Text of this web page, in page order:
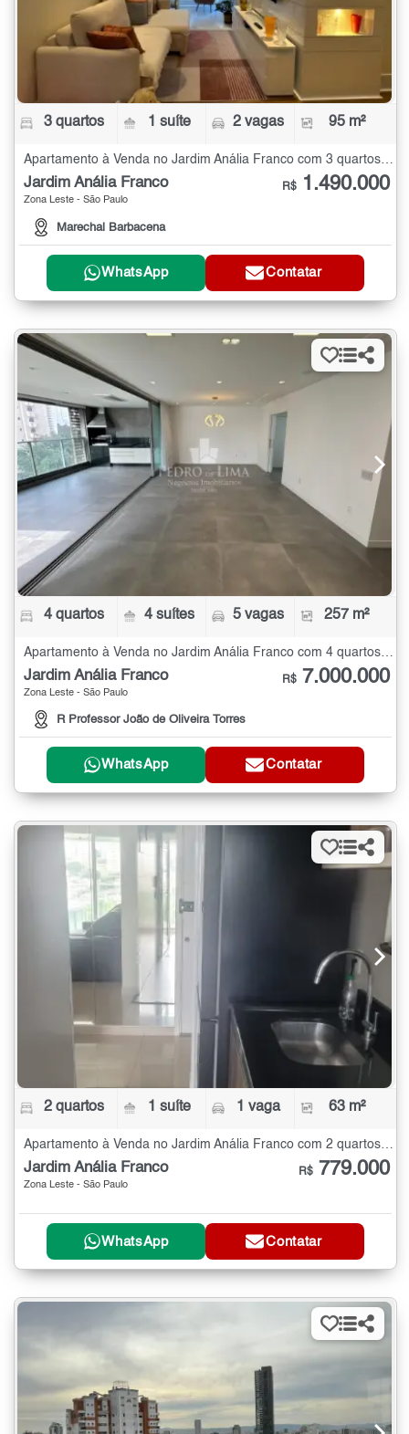
3 quartos 1 suíte 2 vagas 95 m²
Apartamento à Venda no Jardim Anália Franco com 3 quartos - 95 m²
Jardim Anália Franco
Zona Leste - São Paulo
Marechal Barbacena
R$ 1.490.000
WhatsApp Contatar
4 quartos 4 suítes 5 vagas 257 m²
Jardim Anália Franco
Zona Leste - São Paulo
R Professor João de Oliveira Torres
R$ 7.000.000
WhatsApp Contatar
2 quartos 1 suíte 1 vaga 63 m²
Apartamento à Venda no Jardim Anália Franco com 2 quartos - 63 m²
Jardim Anália Franco
Zona Leste - São Paulo
R$ 779.000
WhatsApp Contatar